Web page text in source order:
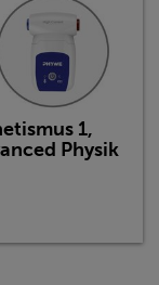
1,
Physik